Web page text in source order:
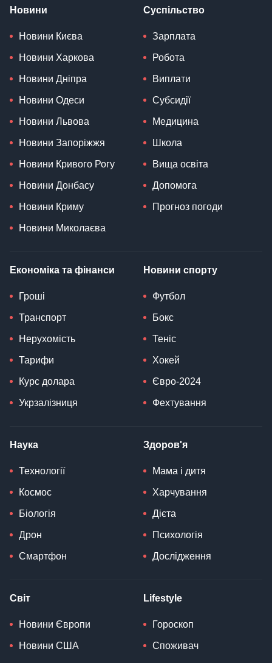
Новини
Новини Києва
Новини Харкова
Новини Дніпра
Новини Одеси
Новини Львова
Новини Запоріжжя
Новини Кривого Рогу
Новини Донбасу
Новини Криму
Новини Миколаєва
Суспільство
Зарплата
Робота
Виплати
Субсидії
Медицина
Школа
Вища освіта
Допомога
Прогноз погоди
Економіка та фінанси
Гроші
Транспорт
Нерухомість
Тарифи
Курс долара
Укрзалізниця
Новини спорту
Футбол
Бокс
Теніс
Хокей
Євро-2024
Фехтування
Наука
Технології
Космос
Біологія
Дрон
Смартфон
Здоров'я
Мама і дитя
Харчування
Дієта
Психологія
Дослідження
Світ
Новини Європи
Новини США
Lifestyle
Гороскоп
Споживач